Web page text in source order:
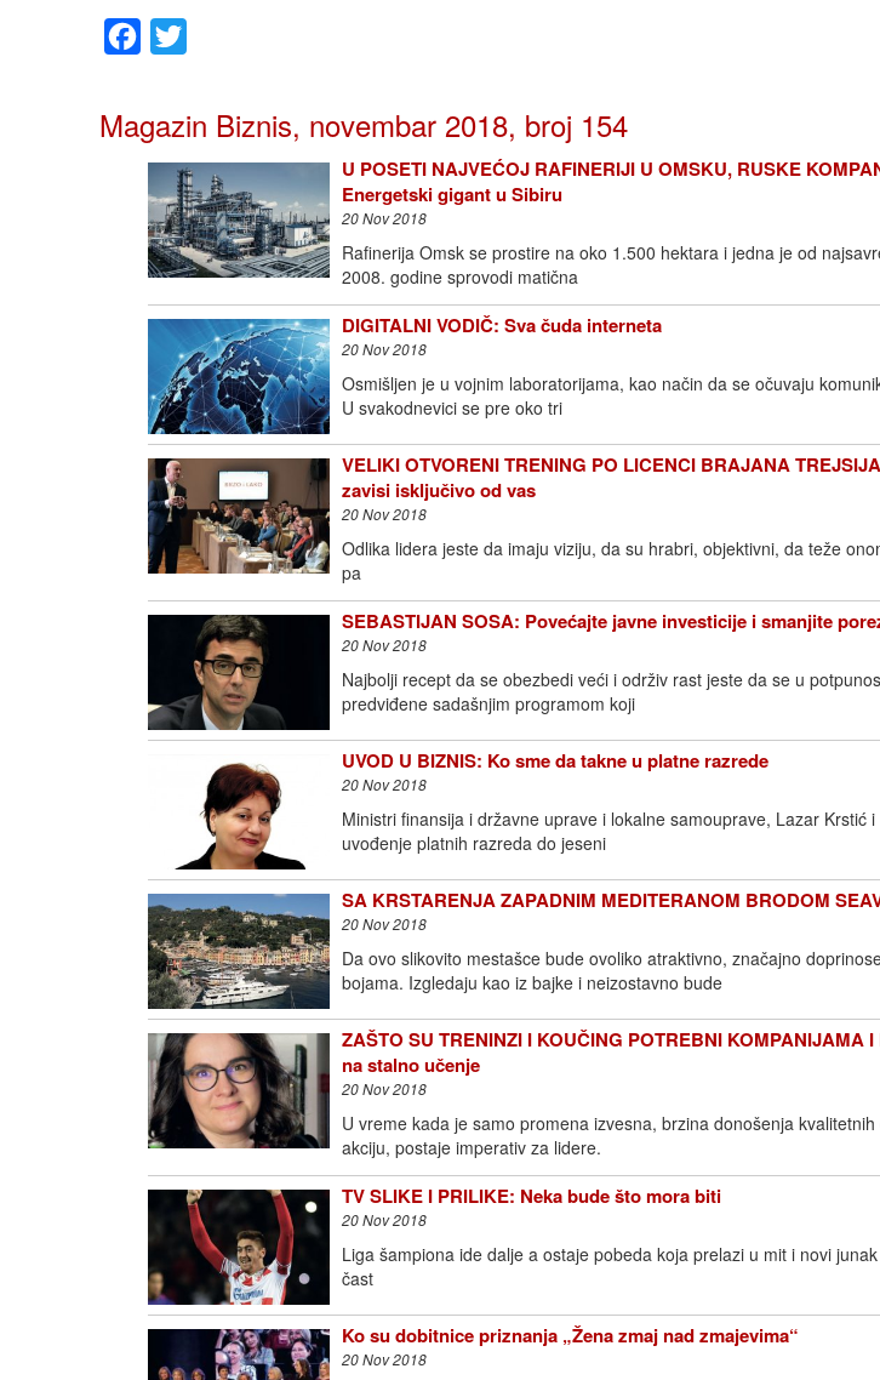
Facebook
Magazin Biznis, novembar 2018, broj 154
U POSETI NAJVEĆOJ RAFINERIJI U OMSKU, RUSKE
Energetski gigant u Sibiru
20 Nov 2018
Rafinerija Omsk se prostire na oko 1.500 hektara i jedna je od
2008. godine sprovodi matična
DIGITALNI VODIČ: Sva čuda interneta
20 Nov 2018
Osmišljen je u vojnim laboratorijama, kao način da se očuvaju
U svakodnevici se pre oko tri
VELIKI OTVORENI TRENING PO LICENCI BRAJANA
zavisi isključivo od vas
20 Nov 2018
Odlika lidera jeste da imaju viziju, da su hrabri, objektivni, da teže
pa
SEBASTIJAN SOSA: Povećajte javne investicije i smanjite
20 Nov 2018
Najbolji recept da se obezbedi veći i održiv rast jeste da se u
predviđene sadašnjim programom koji
UVOD U BIZNIS: Ko sme da takne u platne razrede
20 Nov 2018
Ministri finansija i državne uprave i lokalne samouprave, Lazar Krstić
uvođenje platnih razreda do jeseni
SA KRSTARENJA ZAPADNIM MEDITERANOM BRODOM
20 Nov 2018
Da ovo slikovito mestašce bude ovoliko atraktivno, značajno
bojama. Izgledaju kao iz bajke i neizostavno bude
ZAŠTO SU TRENINZI I KOUČING POTREBNI KOMPANIJAMA
na stalno učenje
20 Nov 2018
U vreme kada je samo promena izvesna, brzina donošenja
akciju, postaje imperativ za lidere.
TV SLIKE I PRILIKE: Neka bude što mora biti
20 Nov 2018
Liga šampiona ide dalje a ostaje pobeda koja prelazi u mit i novi
čast
Ko su dobitnice priznanja „Žena zmaj nad zmajevima“
20 Nov 2018